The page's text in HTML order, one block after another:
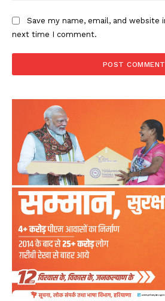
Save my name, email, and website
next time I comment.